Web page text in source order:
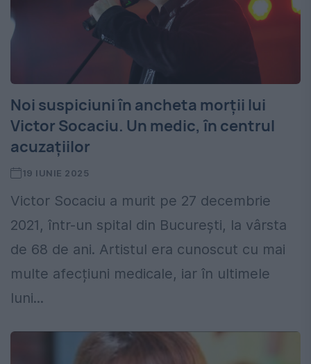
Noi suspiciuni în ancheta morții lui
Victor Socaciu. Un medic, în centrul
acuzațiilor
19 IUNIE 2025
Victor Socaciu a murit pe 27 decembrie
2021, într-un spital din București, la vârsta
de 68 de ani. Artistul era cunoscut cu mai
multe afecțiuni medicale, iar în ultimele
luni...